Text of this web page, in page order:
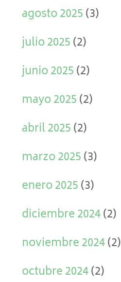
agosto 2025(3)
julio 2025(2)
junio 2025(2)
mayo 2025(2)
abril 2025(2)
marzo 2025(3)
enero 2025(3)
diciembre 2024(2)
noviembre 2024(2)
octubre 2024(2)